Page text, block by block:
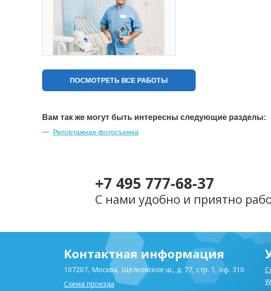
Бизнес фотосессия для
стоматологии Дент-Аль г.
ПОСМОТРЕТЬ ВСЕ РАБОТЫ
Вам так же могут быть интересны следующие разделы:
Репортажная фотосъемка
+7 495 777-68-37
С нами удобно и приятно
Контактная информация
107207, Москва, Щёлковское ш., д. 77, стр. 1, оф. 310
Схема проезда